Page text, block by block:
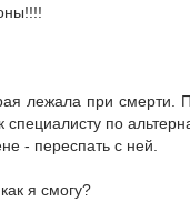
лежала при смерти.
по
- переспать с ней.
я смогу?